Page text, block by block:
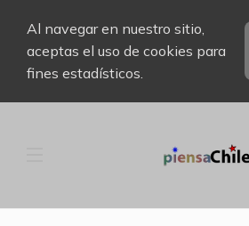
Al navegar en nuestro sitio,
aceptas el uso de cookies para
fines estadísticos.